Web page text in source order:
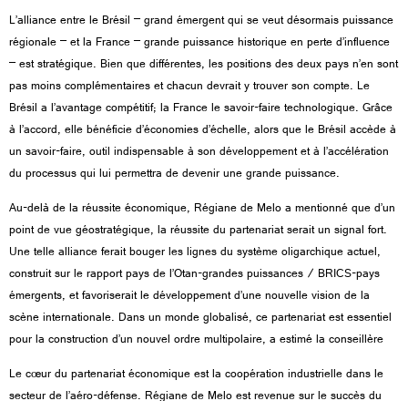
L’alliance entre le Brésil – grand émergent qui se veut désormais puissance
régionale – et la France – grande puissance historique en perte d’influence
– est stratégique. Bien que différentes, les positions des deux pays n’en sont
pas moins complémentaires et chacun devrait y trouver son compte. Le
Brésil a l’avantage compétitif; la France le savoir-faire technologique. Grâce
à l’accord, elle bénéficie d’économies d’échelle, alors que le Brésil accède à
un savoir-faire, outil indispensable à son développement et à l’accélération
du processus qui lui permettra de devenir une grande puissance.
Au-delà de la réussite économique, Régiane de Melo a mentionné que d’un
point de vue géostratégique, la réussite du partenariat serait un signal fort.
Une telle alliance ferait bouger les lignes du système oligarchique actuel,
construit sur le rapport pays de l’Otan-grandes puissances / BRICS-pays
émergents, et favoriserait le développement d’une nouvelle vision de la
scène internationale. Dans un monde globalisé, ce partenariat est essentiel
pour la construction d’un nouvel ordre multipolaire, a estimé la conseillère
Le cœur du partenariat économique est la coopération industrielle dans le